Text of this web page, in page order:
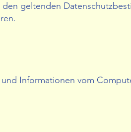
geltenden
Informationen vom